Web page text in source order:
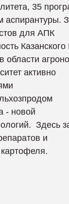
35
аспирантуры.
для АПК
Казанского
области
активно
- новой
Здесь
и